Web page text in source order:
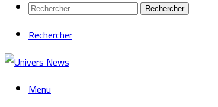
Rechercher
Rechercher
Menu